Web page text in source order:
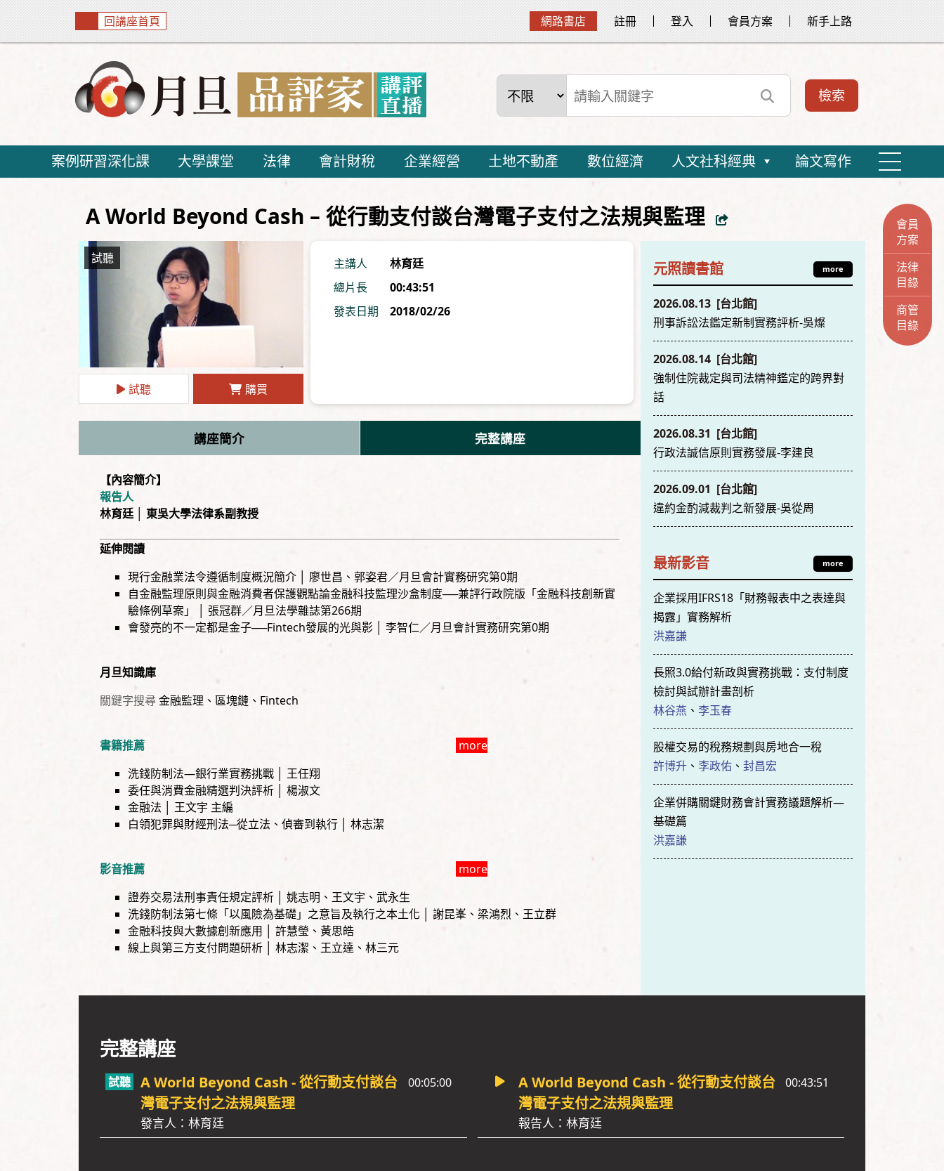
回講座首頁 網路書店 註冊 登入 會員方案 新手上路
案例研習深化課 大學課堂 法律 會計財稅 企業經營 土地不動產 數位經濟 人文社科經典 論文寫作
A World Beyond Cash – 從行動支付談台灣電子支付之法規與監理
試聽 購買
主講人
林育廷
總片長
00:43:51
發表日期
2018/02/26
講座簡介 完整講座
【內容簡介】
報告人
林育廷 │ 東吳大學法律系副教授
延伸閱讀
現行金融業法令遵循制度概況簡介 │ 廖世昌、郭姿君／月旦會計實務研究第0期
自金融監理原則與金融消費者保護觀點論金融科技監理沙盒制度──兼評行政院版「金融科技創新實
驗條例草案」 │ 張冠群／月旦法學雜誌第266期
會發亮的不一定都是金子──Fintech發展的光與影 │ 李智仁／月旦會計實務研究第0期
月旦知識庫
關鍵字搜尋金融監理 、 區塊鏈 、 Fintech
書籍推薦
more
洗錢防制法—銀行業實務挑戰 │ 王任翔
委任與消費金融精選判決評析 │ 楊淑文
金融法 │ 王文宇 主編
白領犯罪與財經刑法─從立法、偵審到執行 │ 林志潔
影音推薦
more
證券交易法刑事責任規定評析 │ 姚志明、王文宇、武永生
洗錢防制法第七條「以風險為基礎」之意旨及執行之本土化 │ 謝昆峯、梁鴻烈、王立群
金融科技與大數據創新應用 │ 許慧瑩、黃思皓
線上與第三方支付問題研析 │ 林志潔、王立達、林三元
元照讀書館 more
2026.08.13 [台北館]
刑事訴訟法鑑定新制實務評析-吳燦
2026.08.14 [台北館]
強制住院裁定與司法精神鑑定的跨界對
話
2026.08.31 [台北館]
行政法誠信原則實務發展-李建良
2026.09.01 [台北館]
違約金酌減裁判之新發展-吳從周
最新影音 more
企業採用IFRS18「財務報表中之表達與
揭露」實務解析
洪嘉謙
長照3.0給付新政與實務挑戰：支付制度
檢討與試辦計畫剖析
林谷燕 、 李玉春
股權交易的稅務規劃與房地合一稅
許博升 、 李政佑 、 封昌宏
企業併購關鍵財務會計實務議題解析—
基礎篇
洪嘉謙
完整講座
A World Beyond Cash - 從行動支付談台
灣電子支付之法規與監理
發言人：林育廷
00:05:00
A World Beyond Cash - 從行動支付談台
灣電子支付之法規與監理
報告人：林育廷
00:43:51
會員
方案
法律
目錄
商管
目錄